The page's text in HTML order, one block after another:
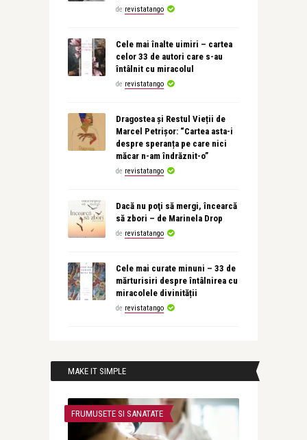
de revistatango
Cele mai înalte uimiri – cartea
celor 33 de autori care s-au
întâlnit cu miracolul
de revistatango
Dragostea și Restul Vieții de
Marcel Petrișor: “Cartea asta-i
despre speranța pe care nici
măcar n-am îndrăznit-o”
de revistatango
Dacă nu poţi să mergi, încearcă
să zbori – de Marinela Drop
de revistatango
Cele mai curate minuni – 33 de
mărturisiri despre întâlnirea cu
miracolele divinității
de revistatango
MAKE IT SIMPLE
FRUMUSETE SI SANATATE